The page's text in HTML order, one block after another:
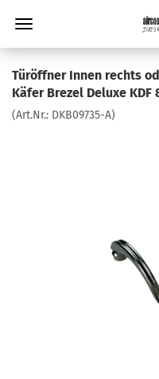
Türöffner Innen rechts
Käfer Brezel Deluxe KDF
(Art.Nr.: DKB09735-A)